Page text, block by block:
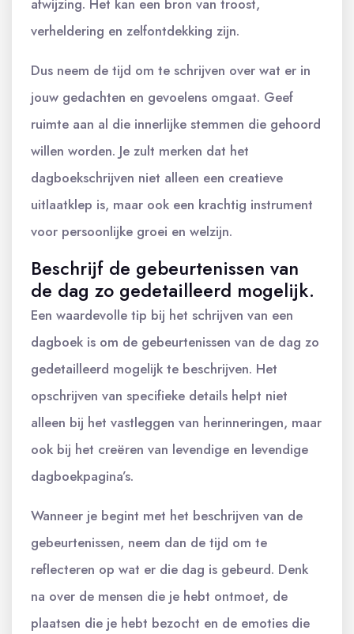
afwijzing. Het kan een bron van troost,
verheldering en zelfontdekking zijn.
Dus neem de tijd om te schrijven over wat er in
jouw gedachten en gevoelens omgaat. Geef
ruimte aan al die innerlijke stemmen die gehoord
willen worden. Je zult merken dat het
dagboekschrijven niet alleen een creatieve
uitlaatklep is, maar ook een krachtig instrument
voor persoonlijke groei en welzijn.
Beschrijf de gebeurtenissen van
de dag zo gedetailleerd mogelijk.
Een waardevolle tip bij het schrijven van een
dagboek is om de gebeurtenissen van de dag zo
gedetailleerd mogelijk te beschrijven. Het
opschrijven van specifieke details helpt niet
alleen bij het vastleggen van herinneringen, maar
ook bij het creëren van levendige en levendige
dagboekpagina’s.
Wanneer je begint met het beschrijven van de
gebeurtenissen, neem dan de tijd om te
reflecteren op wat er die dag is gebeurd. Denk
na over de mensen die je hebt ontmoet, de
plaatsen die je hebt bezocht en de emoties die